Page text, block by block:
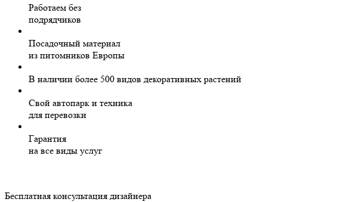
Работаем без
подрядчиков
Посадочный материал
из питомников Европы
В наличии более 500 видов декоративных растений
Свой автопарк и техника
для перевозки
Гарантия
на все виды услуг
Бесплатная консультация дизайнера